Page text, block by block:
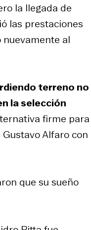
la llegada de
las prestaciones
nuevamente al
terreno no
la selección
firme para
Alfaro con
que su sueño